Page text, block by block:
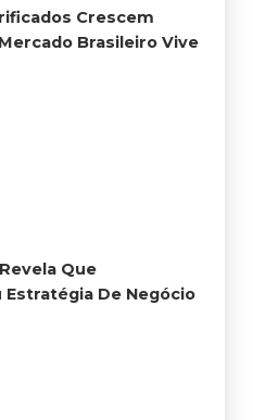
Crescem
Brasileiro Vive
Que
De Negócio